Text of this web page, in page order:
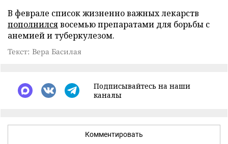
В феврале список жизненно важных лекарств
пополнилсявосемью препаратами для борьбы с
анемией и туберкулезом.
Текст: Вера Басилая
Подписывайтесь на наши
каналы
Комментировать